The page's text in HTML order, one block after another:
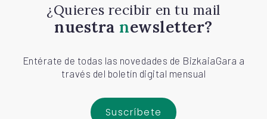
¿Quieres recibir en tu mail
nuestra newsletter?
Entérate de todas las novedades de BizkaiaGara a
través del boletín digital mensual
Suscríbete